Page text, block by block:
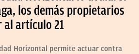
los demás propietarios
al artículo 21
Horizontal permite actuar contra